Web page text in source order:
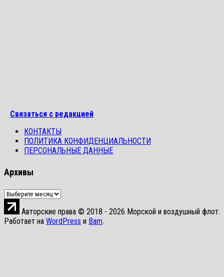
Связаться с редакцией
КОНТАКТЫ
ПОЛИТИКА КОНФИДЕНЦИАЛЬНОСТИ
ПЕРСОНАЛЬНЫЕ ДАННЫЕ
Архивы
Архивы
Авторские права © 2018 - 2026 Морской и воздушный флот.
Работает на WordPress и Bam.